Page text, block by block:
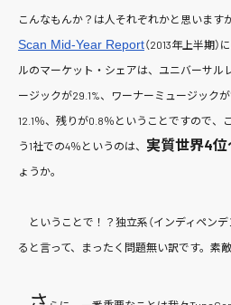
こんなもんか？は人それぞれかと思います
Scan Mid-Year Report（2013年上半期
ルのマーケット・シェアは、ユニバーサル
ージックが29.1%、ワーナーミュージック
12.1％、残りが0.8％ということですので、
う1社での4％というのは、 実質世界4
ょうか。
ということで！？独立系（インディペン
ると言って、まったく問題無い訳です。 素